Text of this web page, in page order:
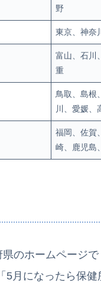
野
東京、神奈
富山、石川
重
鳥取、島根
川、愛媛、
福岡、佐賀
崎、鹿児島
のホームページ
5月になったら保